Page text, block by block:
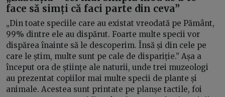
face să simți că faci parte din ceva”
„Din toate speciile care au existat vreodată pe Pământ,
99% dintre ele au dispărut. Foarte multe specii vor
dispărea înainte să le descoperim. Însă și din cele pe
care le știm, multe sunt pe cale de dispariție.” Așa a
început ora de științe ale naturii, unde trei muzeologi
au prezentat copiilor mai multe specii de plante și
animale. Acestea sunt printate pe planșe tactile, foi